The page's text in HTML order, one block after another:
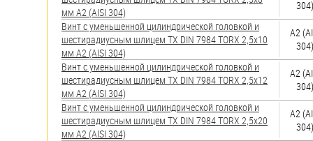
Шайбы
Шпильки
Шплинты
Штифты и пальцы
мм А2 (AISI 304)
304)
Винт с уменьшенной цилиндрической головкой и
шестирадиусным шлицем TX DIN 7984 TORX 2,5х10
мм А2 (AISI 304)
А2
304)
Винт с уменьшенной цилиндрической головкой и
шестирадиусным шлицем TX DIN 7984 TORX 2,5х12
мм А2 (AISI 304)
А2
304)
Винт с уменьшенной цилиндрической головкой и
шестирадиусным шлицем TX DIN 7984 TORX 2,5х20
мм А2 (AISI 304)
А2
304)